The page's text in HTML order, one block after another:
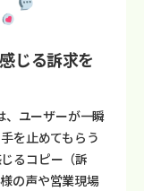
じる訴求を
、ユーザーが一瞬
を止めてもらう
るコピー（訴
の声や営業現場